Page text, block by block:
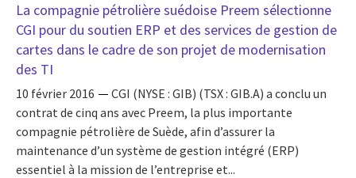
La compagnie pétrolière suédoise Preem sélectionne
CGI pour du soutien ERP et des services de gestion de
cartes dans le cadre de son projet de modernisation
des TI
10 février 2016
CGI (NYSE : GIB) (TSX : GIB.A) a conclu un
contrat de cinq ans avec Preem, la plus importante
compagnie pétrolière de Suède, afin d’assurer la
maintenance d’un système de gestion intégré (ERP)
essentiel à la mission de l’entreprise et...